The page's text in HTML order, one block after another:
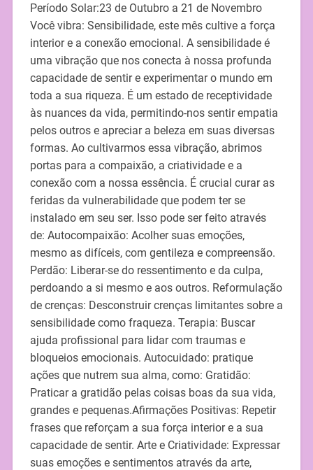
Período Solar:23 de Outubro a 21 de Novembro
Você vibra: Sensibilidade, este mês cultive a força
interior e a conexão emocional. A sensibilidade é
uma vibração que nos conecta à nossa profunda
capacidade de sentir e experimentar o mundo em
toda a sua riqueza. É um estado de receptividade
às nuances da vida, permitindo-nos sentir empatia
pelos outros e apreciar a beleza em suas diversas
formas. Ao cultivarmos essa vibração, abrimos
portas para a compaixão, a criatividade e a
conexão com a nossa essência. É crucial curar as
feridas da vulnerabilidade que podem ter se
instalado em seu ser. Isso pode ser feito através
de: Autocompaixão: Acolher suas emoções,
mesmo as difíceis, com gentileza e compreensão.
Perdão: Liberar-se do ressentimento e da culpa,
perdoando a si mesmo e aos outros. Reformulação
de crenças: Desconstruir crenças limitantes sobre a
sensibilidade como fraqueza. Terapia: Buscar
ajuda profissional para lidar com traumas e
bloqueios emocionais. Autocuidado: pratique
ações que nutrem sua alma, como: Gratidão:
Praticar a gratidão pelas coisas boas da sua vida,
grandes e pequenas.Afirmações Positivas: Repetir
frases que reforçam a sua força interior e a sua
capacidade de sentir. Arte e Criatividade: Expressar
suas emoções e sentimentos através da arte,